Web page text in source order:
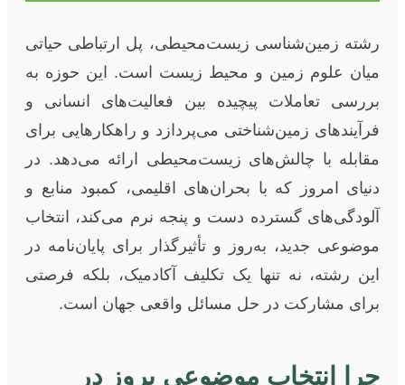
رشته زمین‌شناسی زیست‌محیطی، پل ارتباطی حیاتی
میان علوم زمین و محیط زیست است. این حوزه به
بررسی تعاملات پیچیده بین فعالیت‌های انسانی و
فرآیندهای زمین‌شناختی می‌پردازد و راهکارهایی برای
مقابله با چالش‌های زیست‌محیطی ارائه می‌دهد. در
دنیای امروز که با بحران‌های اقلیمی، کمبود منابع و
آلودگی‌های گسترده دست و پنجه نرم می‌کند، انتخاب
موضوعی جدید، به‌روز و تأثیرگذار برای پایان‌نامه در
این رشته، نه تنها یک تکلیف آکادمیک، بلکه فرصتی
برای مشارکت در حل مسائل واقعی جهان است.
چرا انتخاب موضوعی بروز در